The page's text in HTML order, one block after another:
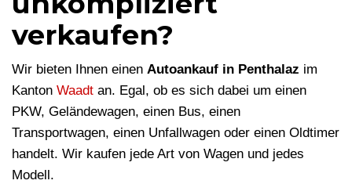
verkaufen?
Wir bieten Ihnen einen Autoankauf in Penthalaz im
Kanton Waadt an. Egal, ob es sich dabei um einen
PKW, Geländewagen, einen Bus, einen
Transportwagen, einen Unfallwagen oder einen Oldtimer
handelt. Wir kaufen jede Art von Wagen und jedes
Modell.